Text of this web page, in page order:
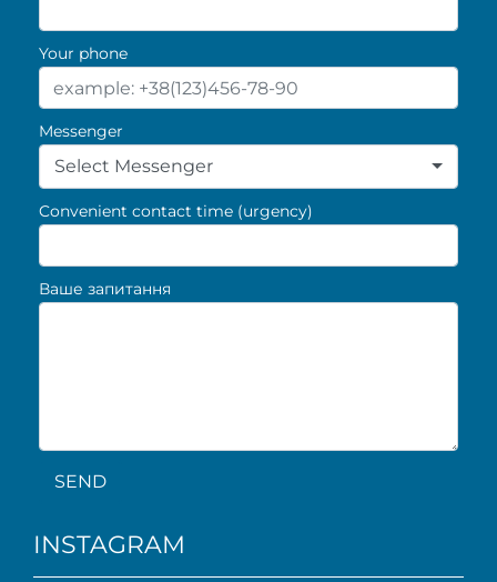
Your phone
Messenger
Select Messenger
Convenient contact time (urgency)
Ваше запитання
SEND
INSTAGRAM